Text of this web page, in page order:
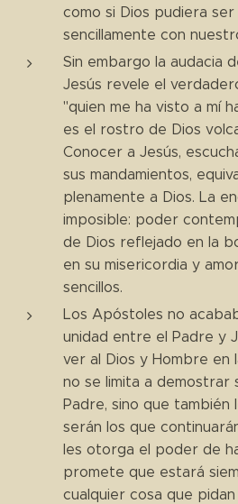
como si Dios pudiera
sencillamente con
Sin embargo la audacia
Jesús revele el
"quien me ha visto a mí
es el rostro de Dios
Conocer a Jesús,
sus mandamientos,
plenamente a Dios. La
imposible: poder
de Dios reflejado en la
en su misericordia y
sencillos.
Los Apóstoles no
unidad entre el Padre y
ver al Dios y Hombre en
no se limita a demostrar
Padre, sino que
serán los que
les otorga el poder de
promete que estará
cualquier cosa que